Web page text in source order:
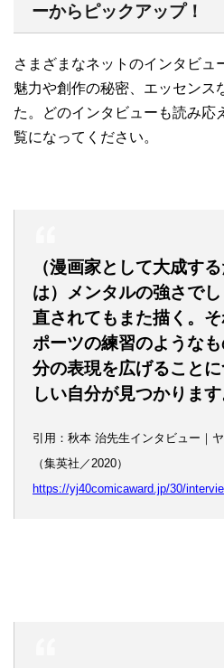
ーからピックアップ！
さまざまなネットのインタビュ
魅力や創作の秘密、エッセンス
た。どのインタビューも読み応
覧になってください。
（漫画家として大成す
は）メンタルの強さで
直されてもまた描く。
ポーツの練習のような
分の表現を広げること
しい自分が見つかります
引用：秋本 治先生インタビュー｜
（集英社／2020）
https://yj40comicaward.jp/30/